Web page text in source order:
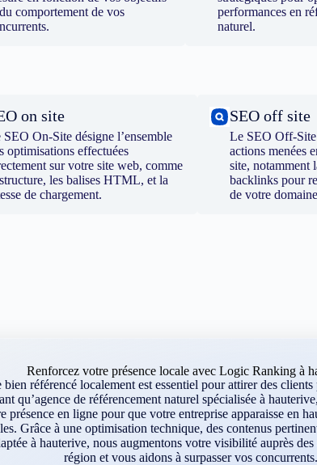
comportement de vos
performances en
naturel.
on site
SEO On-Site désigne l’ensemble
optimisations effectuées
sur votre site web, comme
les balises HTML, et la
de chargement.
SEO off site
Le SEO Off-Site
actions menées
site, notamment
backlinks pour
de votre domaine
Renforcez votre présence locale avec Logic Ranking à
bien référencé localement est essentiel pour attirer des clients
qu’agence de référencement naturel spécialisée à
présence en ligne pour que votre entreprise apparaisse en
Grâce à une optimisation technique, des contenus
à hauterive, nous augmentons votre visibilité auprès
région et vous aidons à surpasser vos concurrents.